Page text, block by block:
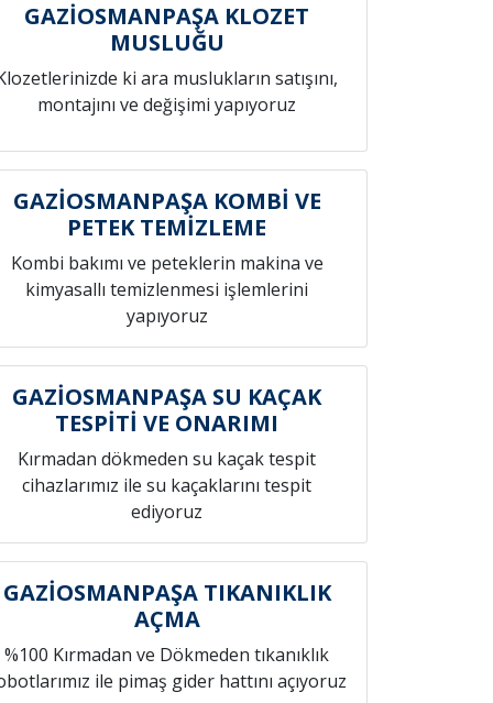
GAZİOSMANPAŞA KLOZET
MUSLUĞU
ki ara muslukların satışını,
montajını ve değişimi yapıyoruz
GAZİOSMANPAŞA KOMBİ VE
PETEK TEMİZLEME
Kombi bakımı ve peteklerin makina ve
kimyasallı temizlenmesi işlemlerini
yapıyoruz
GAZİOSMANPAŞA SU KAÇAK
TESPİTİ VE ONARIMI
Kırmadan dökmeden su kaçak tespit
cihazlarımız ile su kaçaklarını tespit
ediyoruz
GAZİOSMANPAŞA TIKANIKLIK
AÇMA
%100 Kırmadan ve Dökmeden tıkanıklık
ile pimaş gider hattını açıyoruz